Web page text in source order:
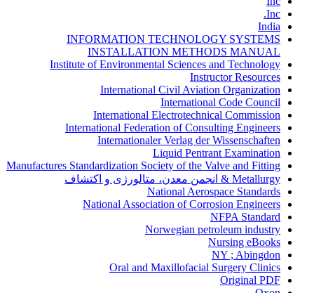
Inc.
India
INFORMATION TECHNOLOGY SYSTEMS
INSTALLATION METHODS MANUAL
Institute of Environmental Sciences and Technology
Instructor Resources
International Civil Aviation Organization
International Code Council
International Electrotechnical Commission
International Federation of Consulting Engineers
Internationaler Verlag der Wissenschaften
Liquid Pentrant Examination
Manufactures Standardization Society of the Valve and Fitting
Metallurgy & انجمن معدن، متالورژی و اکتشاف
National Aerospace Standards
National Association of Corrosion Engineers
NFPA Standard
Norwegian petroleum industry
Nursing eBooks
NY ; Abingdon
Oral and Maxillofacial Surgery Clinics
Original PDF